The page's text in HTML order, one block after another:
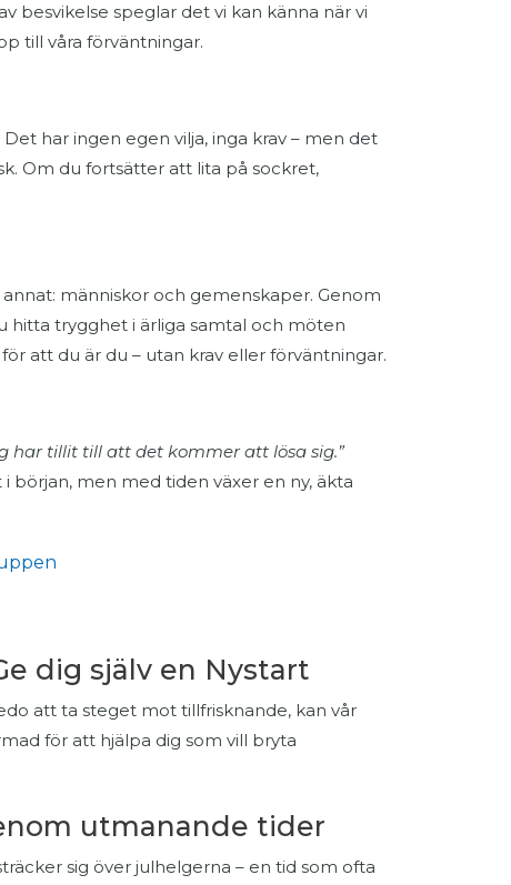
besvikelse speglar det vi kan känna när vi
till våra förväntningar.
har ingen egen vilja, inga krav – men det
Om du fortsätter att lita på sockret,
människor och gemenskaper. Genom
hitta trygghet i ärliga samtal och möten
att du är du – utan krav eller förväntningar.
har tillit till att det kommer att lösa sig.”
början, men med tiden växer en ny, äkta
dig själv en Nystart
att ta steget mot tillfrisknande, kan vår
för att hjälpa dig som vill bryta
utmanande tider
sig över julhelgerna – en tid som ofta